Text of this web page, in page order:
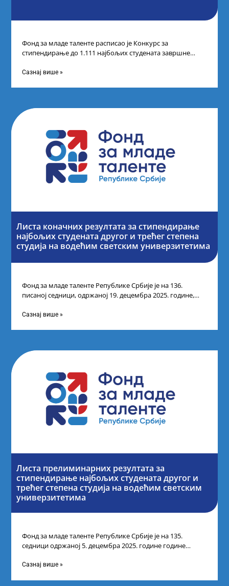
Фонд за младе таленте расписао је Конкурс за
стипендирање до 1.111 најбољих студената завршне
Сазнај више »
Листа коначних резултата за стипендирање
најбољих студената другог и трећег степена
студија на водећим светским универзитетима
Фонд за младе таленте Републике Србије је на 136.
писаној седници, одржаној 19. децембра 2025. године,
Сазнај више »
Листа прелиминарних резултата за
стипендирање најбољих студената другог и
трећег степена студија на водећим светским
универзитетима
Фонд за младе таленте Републике Србије је на 135.
седници одржаној 5. децембра 2025. године године
Сазнај више »